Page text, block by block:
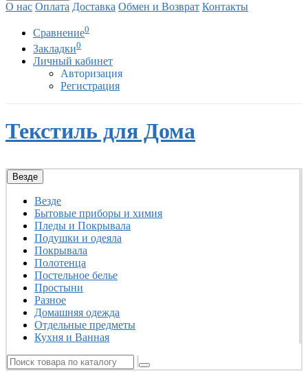
О нас Оплата Доставка Обмен и Возврат Контакты
Сравнение0
Закладки0
Личный кабинет
Авторизация
Регистрация
Текстиль для Дома
Везде
Везде
Бытовые приборы и химия
Пледы и Покрывала
Подушки и одеяла
Покрывала
Полотенца
Постельное белье
Простыни
Разное
Домашняя одежда
Отдельные предметы
Кухня и Ванная